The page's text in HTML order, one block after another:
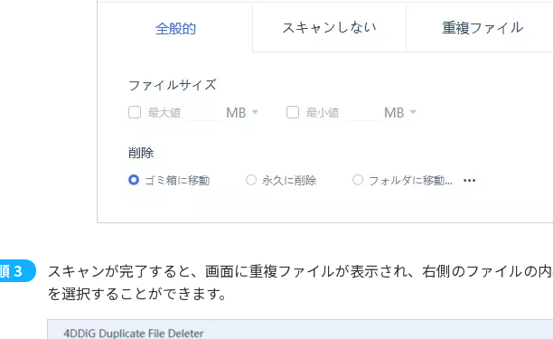
スキャンが完了すると、画面に重複ファイルが表示され、右側のファイルの
を選択することができます。